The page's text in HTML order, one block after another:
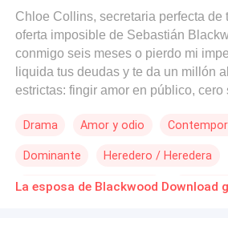
Chloe Collins, secretaria perfecta de
oferta imposible de Sebastián
conmigo seis meses o pierdo mi
liquida tus deudas y te da un millón
estrictas: fingir amor en público, cero
en mi dedo, sus besos "de práctica"
que no puedo ignorar. Lo que era
en algo real y peligroso. ¿Podré
Drama Amor y odio
Dominante Heredero / Heredera
Matrimonio por Contrato De Odio